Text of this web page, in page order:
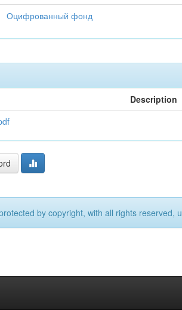
Оцифрованный фонд
Description
by copyright, with all rights reserved,